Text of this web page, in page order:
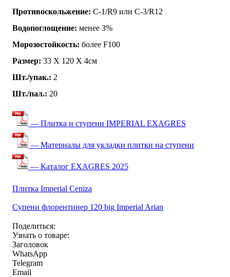
Противоскольжение: C-1/R9 или C-3/R12
Водопоглощение: менее 3%
Морозостойкость: более F100
Размер: 33 Х 120 Х 4см
Шт./упак.: 2
Шт./пал.: 20
— Плитка и ступени IMPERIAL EXAGRES
— Материалы для укладки плитки на ступени
— Каталог EXAGRES 2025
Плитка Imperial Ceniza
Супени флорентинер 120 big Imperial Arian
Поделиться:
Узнать о товаре:
Заголовок
WhatsApp
Telegram
Email